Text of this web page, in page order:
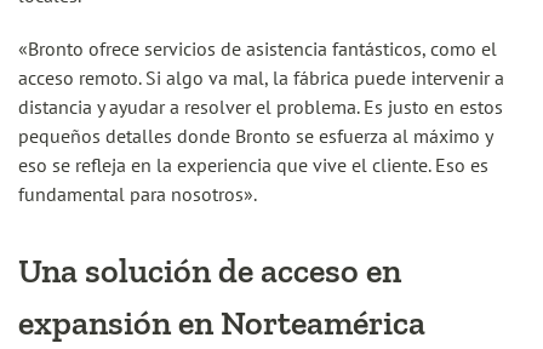
«Bronto ofrece servicios de asistencia fantásticos, como el
acceso remoto. Si algo va mal, la fábrica puede intervenir a
distancia y ayudar a resolver el problema. Es justo en estos
pequeños detalles donde Bronto se esfuerza al máximo y
eso se refleja en la experiencia que vive el cliente. Eso es
fundamental para nosotros».
Una solución de acceso en
expansión en Norteamérica